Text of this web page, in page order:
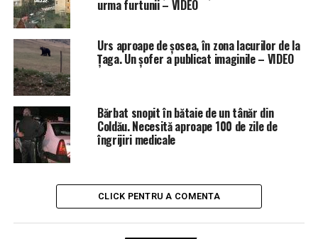
urma furtunii – VIDEO
Urs aproape de șosea, în zona lacurilor de la
Țaga. Un șofer a publicat imaginile – VIDEO
Bărbat snopit în bătaie de un tânăr din
Coldău. Necesită aproape 100 de zile de
îngrijiri medicale
CLICK PENTRU A COMENTA